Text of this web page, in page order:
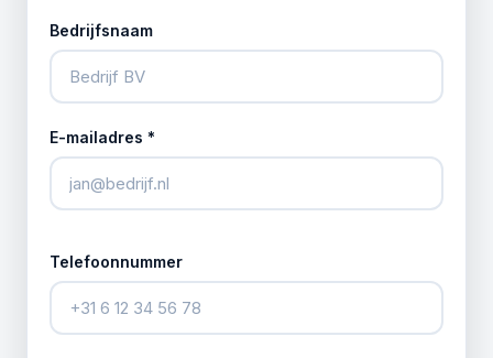
Bedrijfsnaam
E-mailadres *
Telefoonnummer